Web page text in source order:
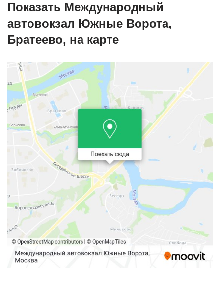
Показать Международный
автовокзал Южные Ворота,
Братеево, на карте